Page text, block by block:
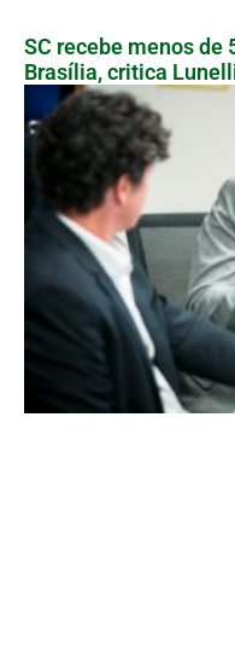
SC recebe menos de
Brasília, critica